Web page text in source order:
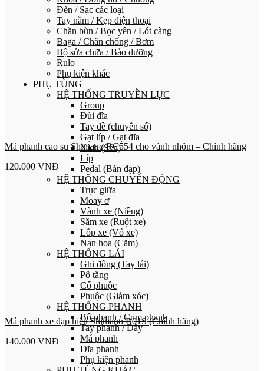
Đèn / Sạc các loại
Tay nắm / Kẹp điện thoại
Chắn bùn / Bọc yên / Lót càng
Baga / Chân chống / Bơm
Bộ sửa chữa / Bảo dưỡng
Rulo
Phụ kiện khác
PHỤ TÙNG
HỆ THỐNG TRUYỀN LỰC
Group
Đùi đĩa
Tay đề (chuyển số)
Gạt líp / Gạt đĩa
Xích (Sên)
Líp
Pedal (Bàn đạp)
HỆ THỐNG CHUYỂN ĐỘNG
Trục giữa
Moay ơ
Vành xe (Niềng)
Săm xe (Ruột xe)
Lốp xe (Vỏ xe)
Nan hoa (Căm)
HỆ THỐNG LÁI
Ghi đông (Tay lái)
Pô tăng
Cổ phuộc
Phuộc (Giảm xóc)
HỆ THỐNG PHANH
Bộ phanh / Cụm phanh
Tay phanh / Dây
Má phanh
Đĩa phanh
Phụ kiện phanh
Má phanh cao su Shimano RC554 cho vành nhôm – Chính hãng
120.000 VNĐ
Má phanh xe đạp hiệu Shimano B01S (Chính hãng)
140.000 VNĐ